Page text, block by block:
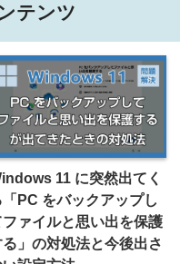
テンツ
11 に突然出てく
「PC をバックアップし
ァイルと思い出を保護
」の対処法と今後出さ